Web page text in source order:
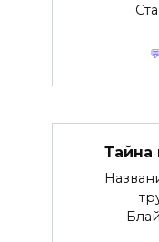
Тайна